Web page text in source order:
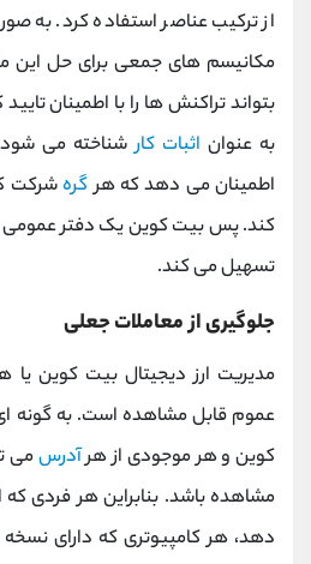
از ترکیب عناصر استفاده کرد. به
مکانیسم های جمعی برای حل این
بتواند تراکنش ها را با اطمینان
به عنوان اثبات کارشناخته می
اطمینان می دهد که هرگرهشرکت
کند. پس بیت کوین یک دفتر عمومی
تسهیل می کند.
جلوگیری از معاملات جعلی
مدیریت ارز دیجیتال بیت کوین
عموم قابل مشاهده است. به گونه
کوین و هر موجودی از هرآدرسمی
مشاهده باشد. بنابراین هر فردی که
دهد، هر کامپیوتری که دارای